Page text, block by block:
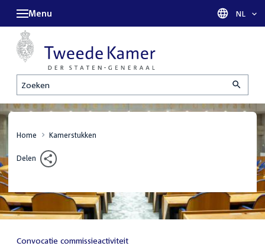
Zoeken
Menu Taal
NL
Home Kamerstukken
Delen
Convocatie commissieactiviteit